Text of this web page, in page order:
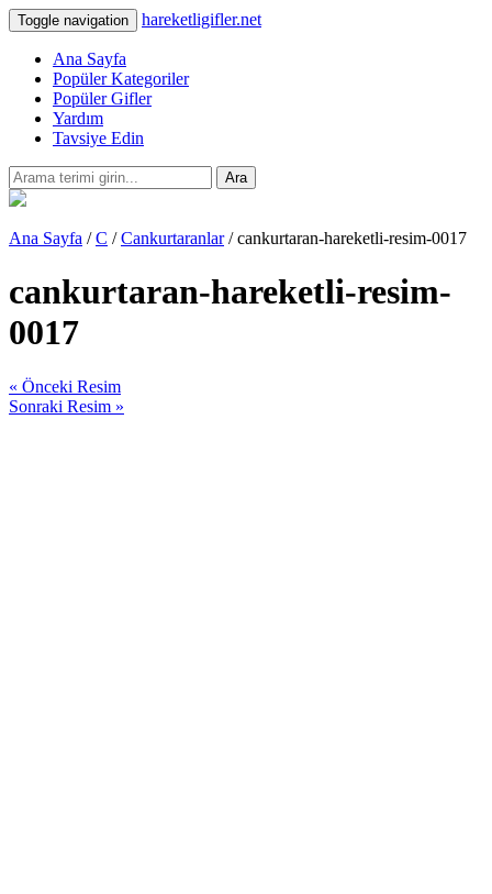
Toggle navigation hareketligifler.net
Ana Sayfa
Popüler Kategoriler
Popüler Gifler
Yardım
Tavsiye Edin
Ara
Ana Sayfa /C /Cankurtaranlar/ cankurtaran-hareketli-resim-0017
cankurtaran-hareketli-resim-
0017
« Önceki Resim
Sonraki Resim »